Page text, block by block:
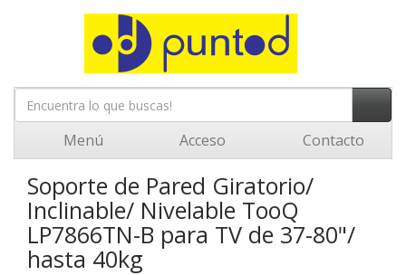
Menú Acceso Contacto
Soporte de Pared Giratorio/
Inclinable/ Nivelable TooQ
LP7866TN-B para TV de 37-80"/
hasta 40kg